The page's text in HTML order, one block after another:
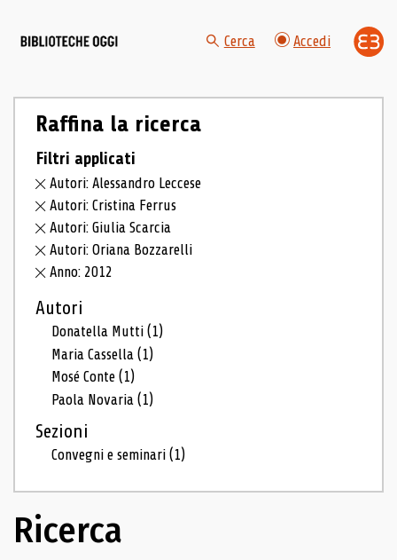
Cerca Accedi
Raffina la ricerca
Filtri applicati
Autori: Alessandro Leccese
Autori: Cristina Ferrus
Autori: Giulia Scarcia
Autori: Oriana Bozzarelli
Anno: 2012
Autori
Donatella Mutti(1)
Maria Cassella(1)
Mosé Conte(1)
Paola Novaria(1)
Sezioni
Convegni e seminari(1)
Ricerca